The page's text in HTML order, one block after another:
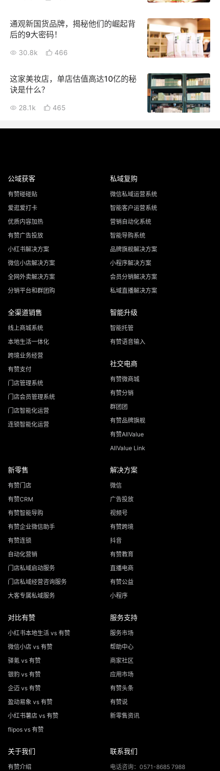
通观新国货品牌，揭秘他们的崛起背
后的9大密码！
30.8k 466
这家美妆店，单店估值高达10亿的秘
诀是什么？
28.1k 465
公域获客
有赞碰碰贴
爱逛爱打卡
优质内容加热
有赞广告投放
小红书解决方案
微信小店解决方案
全网外卖解决方案
分销平台和群团购
私域复购
微信私域运营系统
智能客户运营系统
营销自动化系统
智能导购系统
品牌旗舰解决方案
小程序解决方案
会员分销解决方案
私域直播解决方案
全渠道销售
线上商城系统
本地生活一体化
跨境业务经营
有赞支付
门店管理系统
门店会员管理系统
门店智能化运营
连锁智能化运营
智能升级
智能托管
有赞语音输入
社交电商
有赞微商城
有赞分销
群团团
有赞品牌旗舰
有赞AllValue
AllValue Link
新零售
有赞门店
有赞CRM
有赞智能导购
有赞企业微信助手
有赞连锁
自动化营销
门店私域启动服务
门店私域经营咨询服务
大客专属私域服务
解决方案
微信
广告投放
视频号
有赞跨境
抖音
有赞教育
直播电商
有赞公益
小程序
对比有赞
小红书本地生活 vs 有赞
微信小店 vs 有赞
驿氪 vs 有赞
银豹 vs 有赞
企迈 vs 有赞
盈动易象 vs 有赞
小红书薯店 vs 有赞
flipos vs 有赞
服务支持
服务市场
帮助中心
商家社区
应用市场
有赞头条
有赞说
新零售资讯
关于我们
有赞介绍
联系我们
电话咨询：0571-8685 7988